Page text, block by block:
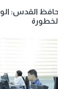
القدس: